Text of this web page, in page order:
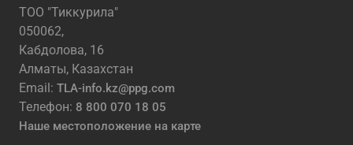
ТОО "Тиккурила"
050062,
Кабдолова, 16
Алматы, Казахстан
Email: TLA-info.kz@ppg.com
Телефон: 8 800 070 18 05
Наше местоположение на карте